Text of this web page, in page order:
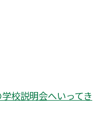
校説明会へいってき